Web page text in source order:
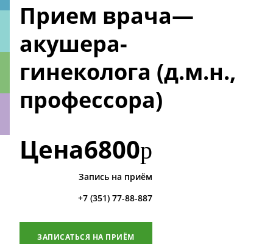
Прием врача—
акушера-
гинеколога (д.м.н.,
профессора)
Цена6800р
Запись на приём
+7 (351) 77-88-887
ЗАПИСАТЬСЯ НА ПРИЁМ